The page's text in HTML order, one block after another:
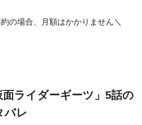
の場合、月額はかかりません＼
ライダーギーツ」5話の
バレ